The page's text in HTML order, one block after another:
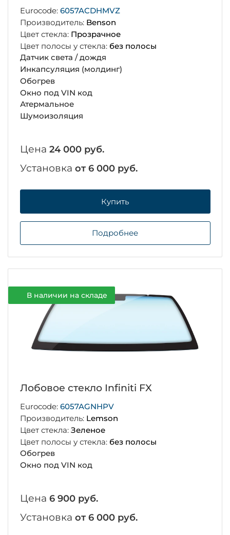
Eurocode: 6057ACDHMVZ
Производитель: Benson
Цвет стекла: Прозрачное
Цвет полосы у стекла: без полосы
Датчик света / дождя
Инкапсуляция (молдинг)
Обогрев
Окно под VIN код
Атермальное
Шумоизоляция
Цена 24 000 руб.
Установка от 6 000 руб.
Купить
Подробнее
В наличии на складе
Лобовое стекло Infiniti FX
Eurocode: 6057AGNHPV
Производитель: Lemson
Цвет стекла: Зеленое
Цвет полосы у стекла: без полосы
Обогрев
Окно под VIN код
Цена 6 900 руб.
Установка от 6 000 руб.